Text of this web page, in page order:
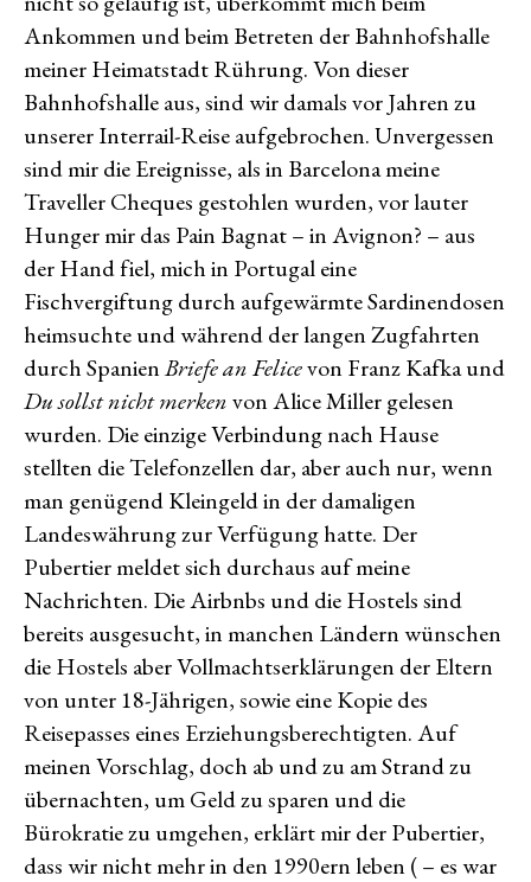
Ankommen und beim Betreten der Bahnhofshalle
meiner Heimatstadt Rührung. Von dieser
Bahnhofshalle aus, sind wir damals vor Jahren zu
unserer Interrail-Reise aufgebrochen. Unvergessen
sind mir die Ereignisse, als in Barcelona meine
Traveller Cheques gestohlen wurden, vor lauter
Hunger mir das Pain Bagnat – in Avignon? – aus
der Hand fiel, mich in Portugal eine
Fischvergiftung durch aufgewärmte Sardinendosen
heimsuchte und während der langen Zugfahrten
durch SpanienBriefe an Felicevon Franz Kafka und
Du sollst nicht merkenvon Alice Miller gelesen
wurden. Die einzige Verbindung nach Hause
stellten die Telefonzellen dar, aber auch nur, wenn
man genügend Kleingeld in der damaligen
Landeswährung zur Verfügung hatte. Der
Pubertier meldet sich durchaus auf meine
Nachrichten. Die Airbnbs und die Hostels sind
bereits ausgesucht, in manchen Ländern wünschen
die Hostels aber Vollmachtserklärungen der Eltern
von unter 18-Jährigen, sowie eine Kopie des
Reisepasses eines Erziehungsberechtigten. Auf
meinen Vorschlag, doch ab und zu am Strand zu
übernachten, um Geld zu sparen und die
Bürokratie zu umgehen, erklärt mir der Pubertier,
dass wir nicht mehr in den 1990ern leben ( – es war